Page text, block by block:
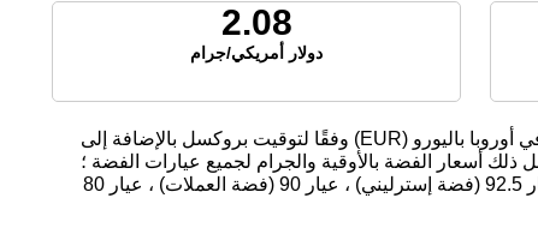
2.08
دولار أمريكي/جرام
تعرض هذه الصفحة أسعار الفضة الحالية لليوم في أوروبا باليورو (EUR) وفقًا لتوقيت بروكسل بالإضافة إلى
أسعار الفضة بالأوقية والجرام لجميع عيارات الفضة ؛
عيار 99.9 (فضة نقية) ، عيار 95.9 (بريتانيا) ، عيار 92.5 (فضة إسترليني) ، عيار 90 (فضة العملات) ، عيار 80